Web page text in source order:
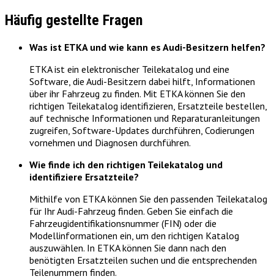
Häufig gestellte Fragen
Was ist ETKA und wie kann es Audi-Besitzern helfen?
ETKA ist ein elektronischer Teilekatalog und eine
Software, die Audi-Besitzern dabei hilft, Informationen
über ihr Fahrzeug zu finden. Mit ETKA können Sie den
richtigen Teilekatalog identifizieren, Ersatzteile bestellen,
auf technische Informationen und Reparaturanleitungen
zugreifen, Software-Updates durchführen, Codierungen
vornehmen und Diagnosen durchführen.
Wie finde ich den richtigen Teilekatalog und
identifiziere Ersatzteile?
Mithilfe von ETKA können Sie den passenden Teilekatalog
für Ihr Audi-Fahrzeug finden. Geben Sie einfach die
Fahrzeugidentifikationsnummer (FIN) oder die
Modellinformationen ein, um den richtigen Katalog
auszuwählen. In ETKA können Sie dann nach den
benötigten Ersatzteilen suchen und die entsprechenden
Teilenummern finden.